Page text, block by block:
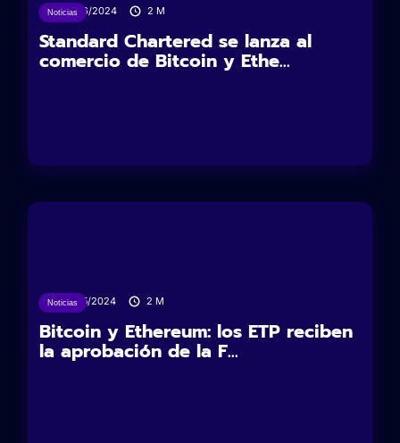
Noticias
22/06/2024 2 M
Standard Chartered se lanza al
comercio de Bitcoin y Ethe...
Noticias
23/05/2024 2 M
Bitcoin y Ethereum: los ETP reciben
la aprobación de la F...